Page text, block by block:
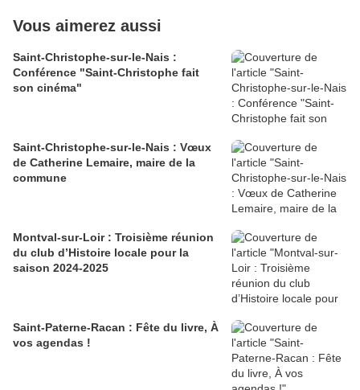
Vous aimerez aussi
Saint-Christophe-sur-le-Nais :
Conférence "Saint-Christophe fait
son cinéma"
Saint-Christophe-sur-le-Nais : Vœux
de Catherine Lemaire, maire de la
commune
Montval-sur-Loir : Troisième réunion
du club d’Histoire locale pour la
saison 2024-2025
Saint-Paterne-Racan : Fête du livre, À
vos agendas !